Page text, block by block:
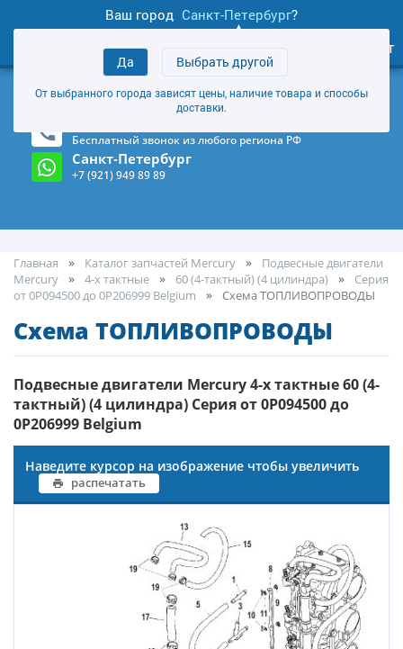
Ваш город Санкт-Петербург?
Да Выбрать другой
От выбранного города зависят цены, наличие товара и способы
доставки.
товаров
Личный кабинет
+7 (921) 949 89 89
Магазин и склад в Санкт-Петербурге (Карта)
Бесплатный звонок из любого региона РФ
Санкт-Петербург
+7 (921) 949 89 89
Главная Каталог запчастей Mercury
Подвесные двигатели
Mercury
4-х тактные 60 (4-тактный) (4 цилиндра)
Серия
от 0P094500 до 0P206999 Belgium
Cхема ТОПЛИВОПРОВОДЫ
Cхема ТОПЛИВОПРОВОДЫ
Подвесные двигатели Mercury 4-х тактные 60 (4-
тактный) (4 цилиндра) Серия от 0P094500 до
0P206999 Belgium
Наведите курсор на изображение чтобы увеличить
распечатать